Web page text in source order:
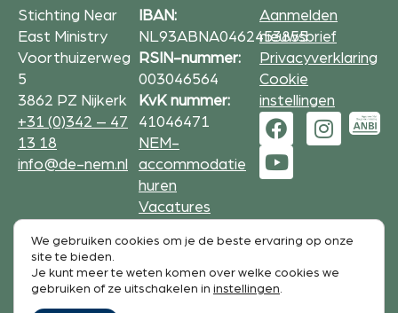
Stichting Near
East Ministry
Voorthuizerweg
5
3862 PZ Nijkerk
+31 (0)342 – 47
13 18
info@de-nem.nl
IBAN:
NL93ABNA0462453855
RSIN-nummer:
003046564
KvK nummer:
41046471
NEM-
accommodatie
huren
Vacatures
Aanmelden
nieuwsbrief
Privacyverklaring
Cookie
instellingen
Formulieren op deze website zijn beveiligd met
reCAPTCHA.
De Google Privacy Policyenservice voorwaarden
van toepassing.
We gebruiken cookies om je de beste ervaring op onze
site te bieden.
Je kunt meer te weten komen over welke cookies we
gebruiken of ze uitschakelen in instellingen.